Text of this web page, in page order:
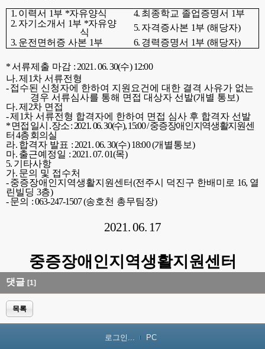
1. 이력서 1부 *자유양식 4. 최종학교 졸업증명서 1부
2. 자기소개서 1부 *자유양
식
5. 자격증사본 1부(해당자)
3. 운전면허증 사본 1부 6. 경력증명서 1부(해당자)
*서류제출 마감 : 2021. 06. 30(수) 12:00
나.제 1차 서류전형
-접수된 신청자에 한하여 지원요건에 대한 결격 사유가 없는
경우 서류심사를 통해 면접 대상자 선발(개별 통보)
다.제 2차 면접
-제 1차 서류전형 합격자에 한하여 면접 심사 후 합격자 선발
* 면접 일시 ․장소: 2021. 06. 30(수), 15:00 /중증장애인지역생활지원센
터4층 회의실
라. 합격자 발표 : 2021. 06. 30(수) 18:00 (개별통보)
마. 출근예정일 : 2021. 07. 01(목)
5. 기타사항
가. 문의 및 접수처
-중증장애인지역생활지원센터(전주시 덕진구 한배미로 16, 열
린빌딩 3층)
-문의 : 063-247-1507 (송호천 총무팀장)
2021. 06. 17
중증장애인지역생활지원센터
댓글 [1]
목록
로그인... PC